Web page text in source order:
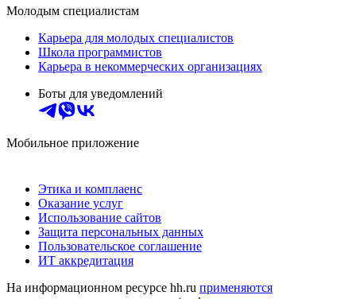
Молодым специалистам
Карьера для молодых специалистов
Школа программистов
Карьера в некоммерческих организациях
Боты для уведомлений
Мобильное приложение
Этика и комплаенс
Оказание услуг
Использование сайтов
Защита персональных данных
Пользовательское соглашение
ИТ аккредитация
На информационном ресурсе hh.ru применяются